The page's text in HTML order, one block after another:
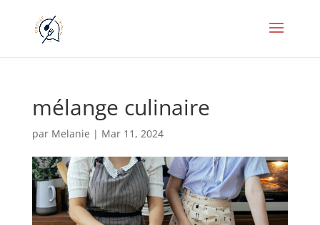
mélange culinaire
par Melanie | Mar 11, 2024